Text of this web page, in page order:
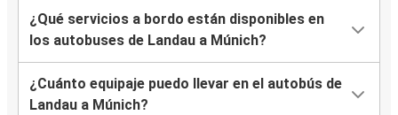
¿Qué servicios a bordo están disponibles en
los autobuses de Landau a Múnich?
¿Cuánto equipaje puedo llevar en el autobús de
Landau a Múnich?